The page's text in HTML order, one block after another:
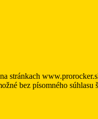
stránkach
bez písomného